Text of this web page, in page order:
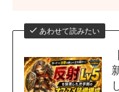
あわせて読みたい